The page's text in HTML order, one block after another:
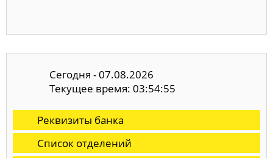
Сегодня - 07.08.2026
Текущее время: 03:54:56
Реквизиты банка
Список отделений